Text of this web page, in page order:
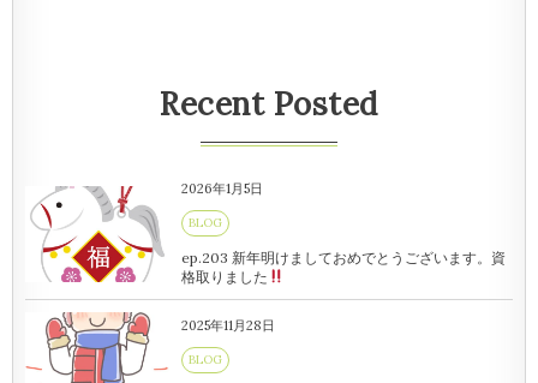
Recent Posted
2026年1月5日
BLOG
ep.203 新年明けましておめでとうございます。資
格取りました
2025年11月28日
BLOG